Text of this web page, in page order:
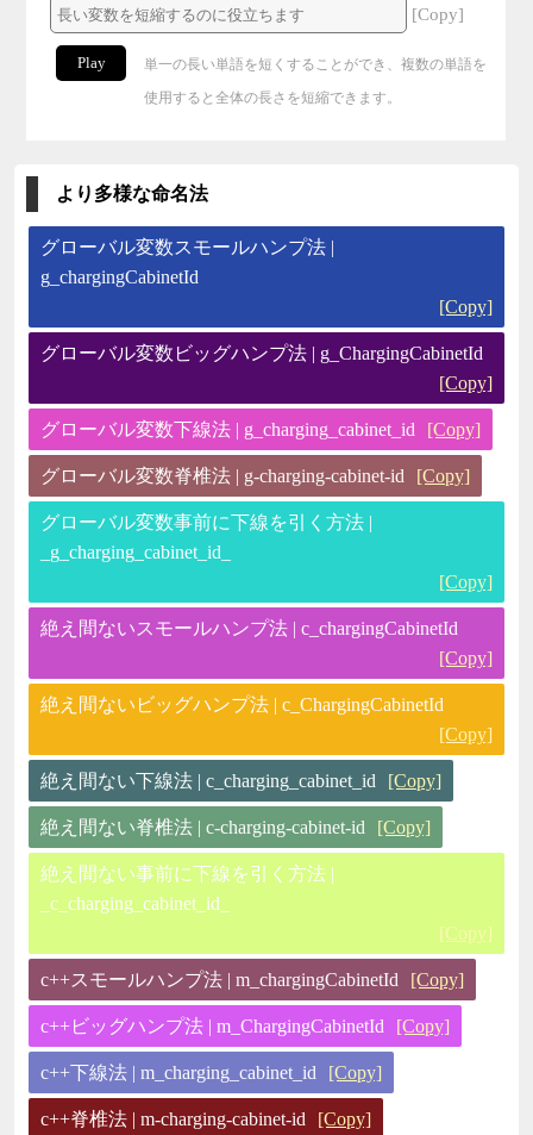
[Copy]
Play
単一の長い単語を短くすることができ、複数の単語を
使用すると全体の長さを短縮できます。
より多様な命名法
グローバル変数スモールハンプ法 |
g_chargingCabinetId
[Copy]
グローバル変数ビッグハンプ法 | g_ChargingCabinetId
[Copy]
グローバル変数下線法 | g_charging_cabinet_id [Copy]
グローバル変数脊椎法 | g-charging-cabinet-id [Copy]
グローバル変数事前に下線を引く方法 |
_g_charging_cabinet_id_
[Copy]
絶え間ないスモールハンプ法 | c_chargingCabinetId
[Copy]
絶え間ないビッグハンプ法 | c_ChargingCabinetId
[Copy]
絶え間ない下線法 | c_charging_cabinet_id [Copy]
絶え間ない脊椎法 | c-charging-cabinet-id [Copy]
絶え間ない事前に下線を引く方法 |
_c_charging_cabinet_id_
[Copy]
c++スモールハンプ法 | m_chargingCabinetId [Copy]
c++ビッグハンプ法 | m_ChargingCabinetId [Copy]
c++下線法 | m_charging_cabinet_id [Copy]
c++脊椎法 | m-charging-cabinet-id [Copy]